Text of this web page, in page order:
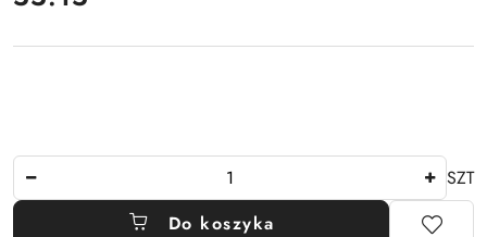
SZT
Do koszyka